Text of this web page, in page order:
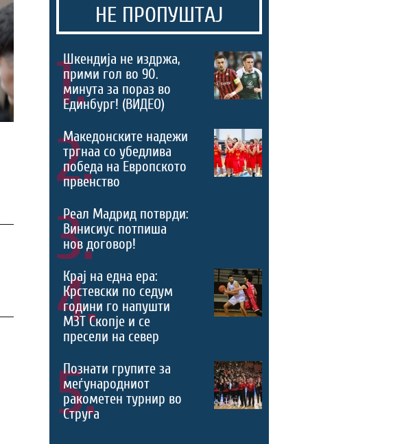
НЕ ПРОПУШТАЈ
1.
Шкендија не издржа,
прими гол во 90.
минута за пораз во
Единбург! (ВИДЕО)
2.
Македонските надежи
тргнаа со убедлива
победа на Европското
првенство
3.
Реал Мадрид потврди:
Винисиус потпиша
нов договор!
4.
Крај на една ера:
Крстевски по седум
години го напушти
МЗТ Скопје и се
пресели на север
5.
Познати групите за
меѓународниот
ракометен турнир во
Струга